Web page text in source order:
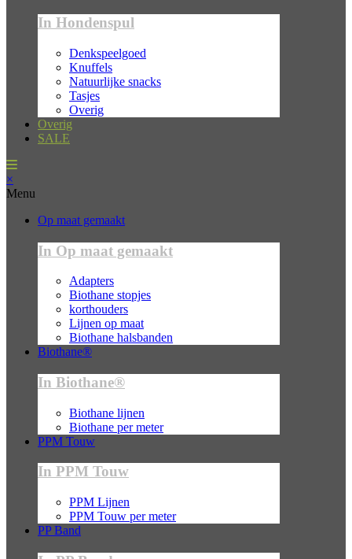
In Hondenspul
Denkspeelgoed
Knuffels
Natuurlijke snacks
Tasjes
Overig
Overig
SALE
×
Menu
Op maat gemaakt
In Op maat gemaakt
Adapters
Biothane stopjes
korthouders
Lijnen op maat
Biothane halsbanden
Biothane®
In Biothane®
Biothane lijnen
Biothane per meter
PPM Touw
In PPM Touw
PPM Lijnen
PPM Touw per meter
PP Band